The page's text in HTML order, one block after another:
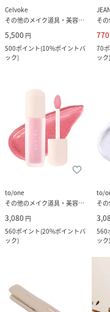
Celvoke
その他のメイク道具・美容器具
5,500 円
500ポイント(10%ポイントバ
ック)
770
70
ック)
to/one
その他のメイク道具・美容器具
3,080 円
560ポイント(20%ポイントバ
ック)
to/
560
ック)